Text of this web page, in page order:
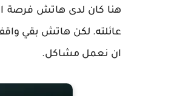
هنا كان لدى هاتش فرصة
عائلته. لكن هاتش بقي واقف
ان نعمل مشاكل.